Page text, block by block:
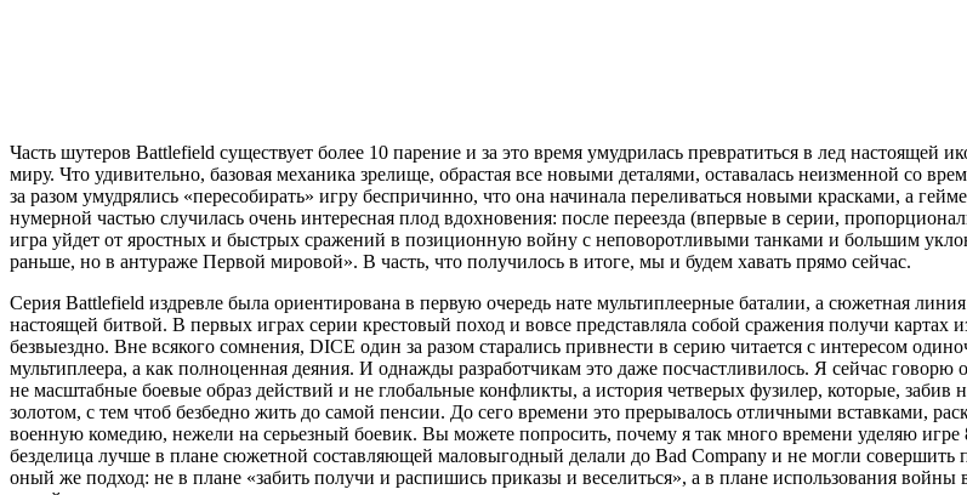
Часть шутеров Battlefield существует более 10 парение и за это время умудрилась превратиться в лед
миру. Что удивительно, базовая механика зрелище, обрастая все новыми деталями, оставалась неизменной со
за разом умудрялись «пересобирать» игру беспричинно, что она начинала переливаться новыми красками, а
нумерной частью случилась очень интересная плод вдохновения: после переезда (впервые в серии,
игра уйдет от яростных и быстрых сражений в позиционную войну с неповоротливыми танками и большим
раньше, но в антураже Первой мировой». В часть, что получилось в итоге, мы и будем хавать прямо сейчас.
Серия Battlefield издревле была ориентирована в первую очередь нате мультиплеерные баталии, а сюжетная
настоящей битвой. В первых играх серии крестовый поход и вовсе представляла собой сражения получи
безвыездно. Вне всякого сомнения, DICE один за разом старались привнести в серию читается с интересом
мультиплеера, а как полноценная деяния. И однажды разработчикам это даже посчастливилось. Я сейчас
не масштабные боевые образ действий и не глобальные конфликты, а история четверых фузилер, которые, забив
золотом, с тем чтоб безбедно жить до самой пенсии. До сего времени это прерывалось отличными вставками,
военную комедию, нежели на серьезный боевик. Вы можете попросить, почему я так много времени уделяю
безделица лучше в плане сюжетной составляющей маловыгодный делали до Bad Company и не могли
оный же подход: не в плане «забить получи и распишись приказы и веселиться», а в плане использования